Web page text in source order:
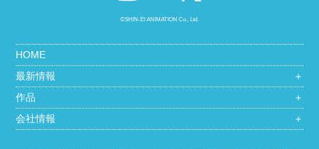
©SHIN-EI ANIMATION Co., Ltd.
HOME
最新情報
＋
作品
＋
会社情報
＋